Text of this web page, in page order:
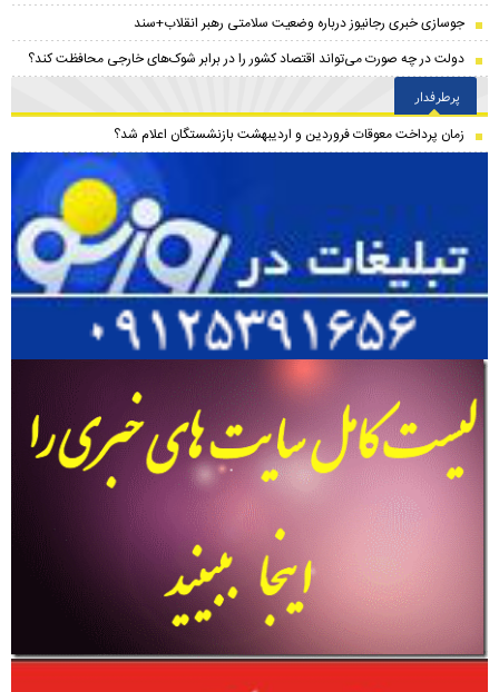
جوسازی خبری رجانیوز درباره وضعیت سلامتی رهبر انقلاب+سند
دولت در چه صورت می‌تواند اقتصاد کشور را در برابر شوک‌های خارجی محافظت کند؟
پرطرفدار
زمان پرداخت معوقات فروردین و اردیبهشت بازنشستگان اعلام شد؟